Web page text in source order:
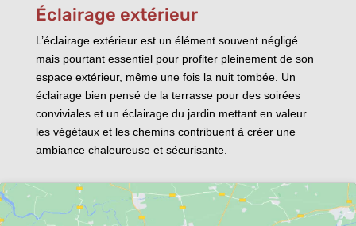
Éclairage extérieur
L’éclairage extérieur est un élément souvent négligé
mais pourtant essentiel pour profiter pleinement de son
espace extérieur, même une fois la nuit tombée. Un
éclairage bien pensé de la terrasse pour des soirées
conviviales et un éclairage du jardin mettant en valeur
les végétaux et les chemins contribuent à créer une
ambiance chaleureuse et sécurisante.